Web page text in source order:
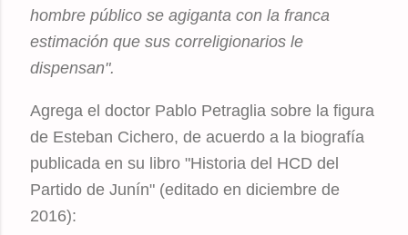
hombre público se agiganta con la franca
estimación que sus correligionarios le
dispensan".
Agrega el doctor Pablo Petraglia sobre la figura
de Esteban Cichero, de acuerdo a la biografía
publicada en su libro "Historia del HCD del
Partido de Junín" (editado en diciembre de
2016):